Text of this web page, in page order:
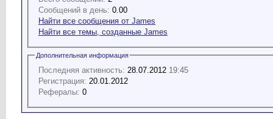
Сообщений в день: 0.00
Найти все сообщения от James
Найти все темы, созданные James
Дополнительная информация
Последняя активность: 28.07.2012 19:45
Регистрация: 20.01.2012
Рефералы: 0